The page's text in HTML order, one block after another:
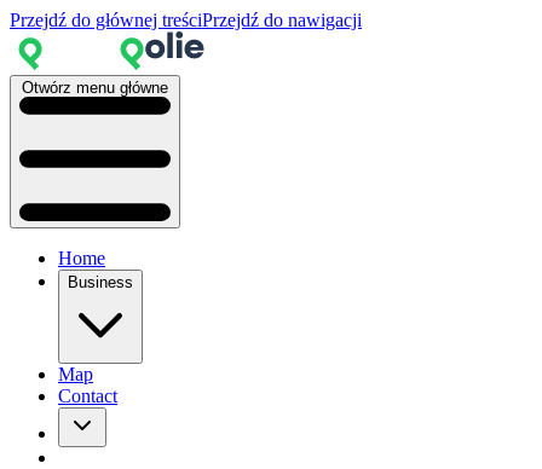
Przejdź do głównej treściPrzejdź do nawigacji
Otwórz menu główne
Home
Business
Map
Contact